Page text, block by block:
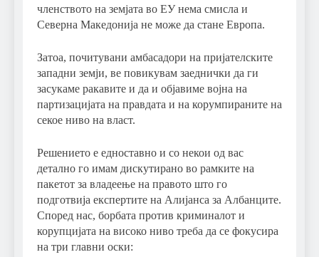
членството на земјата во ЕУ нема смисла и
Северна Македонија не може да стане Европа.
Затоа, почитувани амбасадори на пријателските
западни земји, ве повикувам заеднички да ги
засукаме ракавите и да и објавиме војна на
партизацијата на правдата и на корумпираните на
секое ниво на власт.
Решението е едноставно и со некои од вас
детално го имам дискутирано во рамките на
пакетот за владеење на правото што го
подготвија експертите на Алијанса за Албанците.
Според нас, борбата против криминалот и
корупцијата на високо ниво треба да се фокусира
на три главни оски: